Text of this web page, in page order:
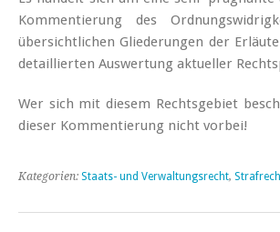
Kommentierung des
übersichtlichen Gliederungen der
detaillierten Auswertung aktueller
Wer sich mit diesem Rechtsgebiet
dieser Kommentierung nicht vorbei!
Kategorien: Staats- und Verwaltungsrecht,